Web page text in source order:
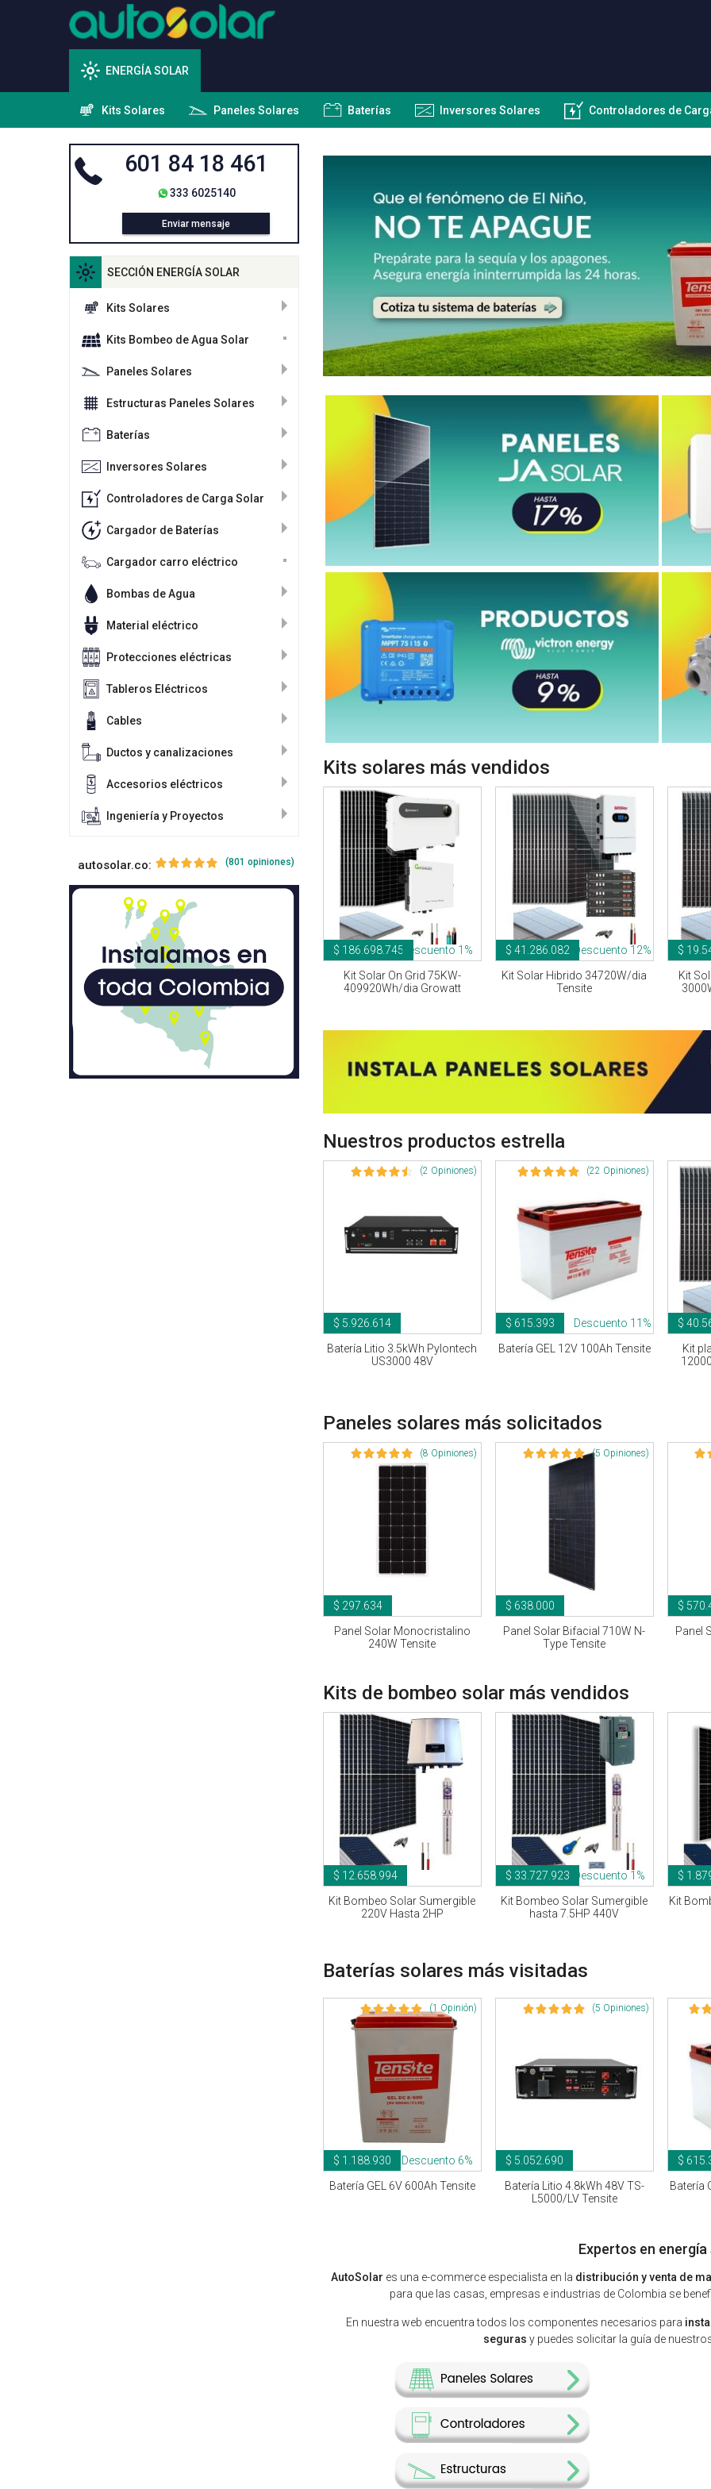
ENERGÍA SOLAR
Kits Solares Paneles Solares Baterías Inversores Solares Controladores de
601 84 18 461
333 6025140
Enviar mensaje
SECCIÓN ENERGÍA SOLAR
Kits Solares
Kits Bombeo de Agua Solar
Paneles Solares
Estructuras Paneles Solares
Baterías
Inversores Solares
Controladores de Carga Solar
Cargador de Baterías
Cargador carro eléctrico
Bombas de Agua
Material eléctrico
Protecciones eléctricas
Tableros Eléctricos
Cables
Ductos y canalizaciones
Accesorios eléctricos
Ingeniería y Proyectos
autosolar.co: (801 opiniones)
Kits solares más vendidos
$ 186.698.745Descuento 1%
Kit Solar On Grid 75KW-
409920Wh/dia Growatt
$ 41.286.082
Descuento 12%
Kit Solar Hibrido 34720W/dia
Tensite
$
Kit
Nuestros productos estrella
(2 Opiniones)
$ 5.926.614
Batería Litio 3.5kWh Pylontech
US3000 48V
(22 Opiniones)
$ 615.393
Descuento 11%
Batería GEL 12V 100Ah Tensite
$
Kit
Paneles solares más solicitados
(8 Opiniones)
$ 297.634
Panel Solar Monocristalino
240W Tensite
(5 Opiniones)
$ 638.000
Panel Solar Bifacial 710W N-
Type Tensite
$
Panel
Kits de bombeo solar más vendidos
$ 12.658.994
Kit Bombeo Solar Sumergible
220V Hasta 2HP
$ 33.727.923
Descuento 1%
Kit Bombeo Solar Sumergible
hasta 7.5HP 440V
$
Kit
Baterías solares más visitadas
(1 Opinión)
$ 1.188.930
Descuento 6%
Batería GEL 6V 600Ah Tensite
(5 Opiniones)
$ 5.052.690
Batería Litio 4.8kWh 48V TS-
L5000/LV Tensite
$
Batería
Expertos en energía
AutoSolar es una e-commerce especialista en la distribución y venta de
para que las casas, empresas e industrias de Colombia se
En nuestra web encuentra todos los componentes necesarios para
seguras y puedes solicitar la guía de